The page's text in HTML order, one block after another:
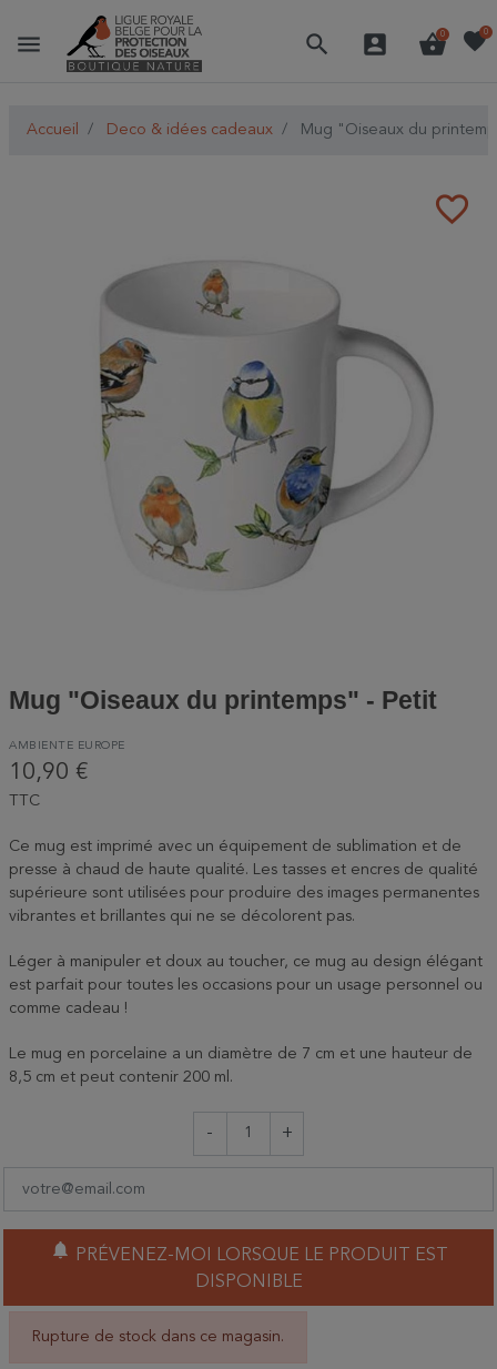
menu search account_box shopping_basket
0 favorite0
Accueil Deco & idées cadeaux Mug "Oiseaux du
favorite_border
Mug "Oiseaux du printemps" - Petit
AMBIENTE EUROPE
10,90 €
TTC
Ce mug est imprimé avec un équipement de sublimation et de
presse à chaud de haute qualité. Les tasses et encres de qualité
supérieure sont utilisées pour produire des images permanentes
vibrantes et brillantes qui ne se décolorent pas.
Léger à manipuler et doux au toucher, ce mug au design élégant
est parfait pour toutes les occasions pour un usage personnel ou
comme cadeau !
Le mug en porcelaine a un diamètre de 7 cm et une hauteur de
8,5 cm et peut contenir 200 ml.
- +
notifications
DISPONIBLE
Rupture de stock dans ce magasin.